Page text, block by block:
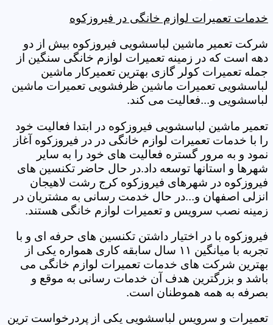
خدمات تعمیرات لوازم خانگی در فیروزکوه
شرکت تعمیر ماشین لباسشویی فیروزکوه بیش از دو
دهه است که در زمینه تعمیرات لوازم خانگی سنگین از
جمله تعمیرات کولر گازی بهترین تعمیرکار ماشین
لباسشویی تعمیرات ماشین ظرفشویی تعمیرات ماشین
لباسشویی و...فعالیت می کند.
تعمیر ماشین لباسشویی فیروزکوه در ابتدا فعالیت خود
را با خدمات تعمیرات لوازم خانگی در در فیروزکوه آغاز
نمود و به مرور گستره فعالیت های خود را به سایر
شهرها و استانها توسعه داد.در حال حاضر تکنسین های
فیروزکوه در شهرهای فیروزکوه کرج رشت لاهیجان
انزلی اصفهان و...در حال خدمت رسانی به مشتریان در
زمینه نصب سرویس و تعمیرات لوازم خانگی هستند.
فیروزکوه با در اختیار داشتن تکنسین های حرفه ای و با
تجربه با میانگین ۱۱ سال سابقه کاری همواره یکی از
بهترین شرکت های خدمات تعمیرات لوازم خانگی می
باشد و بزرگترین هدف آن خدمات رسانی به موقع و
بصرفه به همه هموطنان است.
تعمیرات و سرویس لباسشویی یکی از پردرخواست ترین